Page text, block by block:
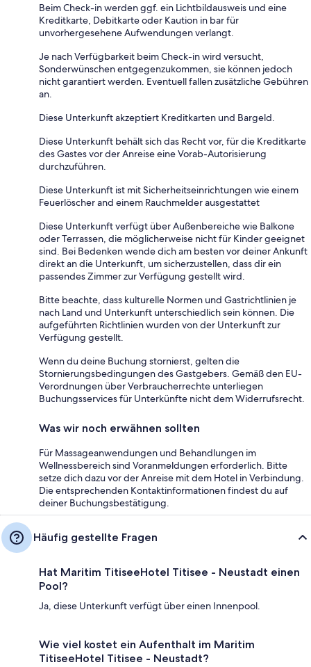
Beim Check-in werden ggf. ein Lichtbildausweis und eine
Kreditkarte, Debitkarte oder Kaution in bar für
unvorhergesehene Aufwendungen verlangt.
Je nach Verfügbarkeit beim Check-in wird versucht,
Sonderwünschen entgegenzukommen, sie können jedoch
nicht garantiert werden. Eventuell fallen zusätzliche Gebühren
an.
Diese Unterkunft akzeptiert Kreditkarten und Bargeld.
Diese Unterkunft behält sich das Recht vor, für die Kreditkarte
des Gastes vor der Anreise eine Vorab-Autorisierung
durchzuführen.
Diese Unterkunft ist mit Sicherheitseinrichtungen wie einem
Feuerlöscher and einem Rauchmelder ausgestattet
Diese Unterkunft verfügt über Außenbereiche wie Balkone
oder Terrassen, die möglicherweise nicht für Kinder geeignet
sind. Bei Bedenken wende dich am besten vor deiner Ankunft
direkt an die Unterkunft, um sicherzustellen, dass dir ein
passendes Zimmer zur Verfügung gestellt wird.
Bitte beachte, dass kulturelle Normen und Gastrichtlinien je
nach Land und Unterkunft unterschiedlich sein können. Die
aufgeführten Richtlinien wurden von der Unterkunft zur
Verfügung gestellt.
Wenn du deine Buchung stornierst, gelten die
Stornierungsbedingungen des Gastgebers. Gemäß den EU-
Verordnungen über Verbraucherrechte unterliegen
Buchungsservices für Unterkünfte nicht dem Widerrufsrecht.
Was wir noch erwähnen sollten
Für Massageanwendungen und Behandlungen im
Wellnessbereich sind Voranmeldungen erforderlich. Bitte
setze dich dazu vor der Anreise mit dem Hotel in Verbindung.
Die entsprechenden Kontaktinformationen findest du auf
deiner Buchungsbestätigung.
Häufig gestellte Fragen
Hat Maritim TitiseeHotel Titisee - Neustadt einen
Pool?
Ja, diese Unterkunft verfügt über einen Innenpool.
Wie viel kostet ein Aufenthalt im Maritim
TitiseeHotel Titisee - Neustadt?